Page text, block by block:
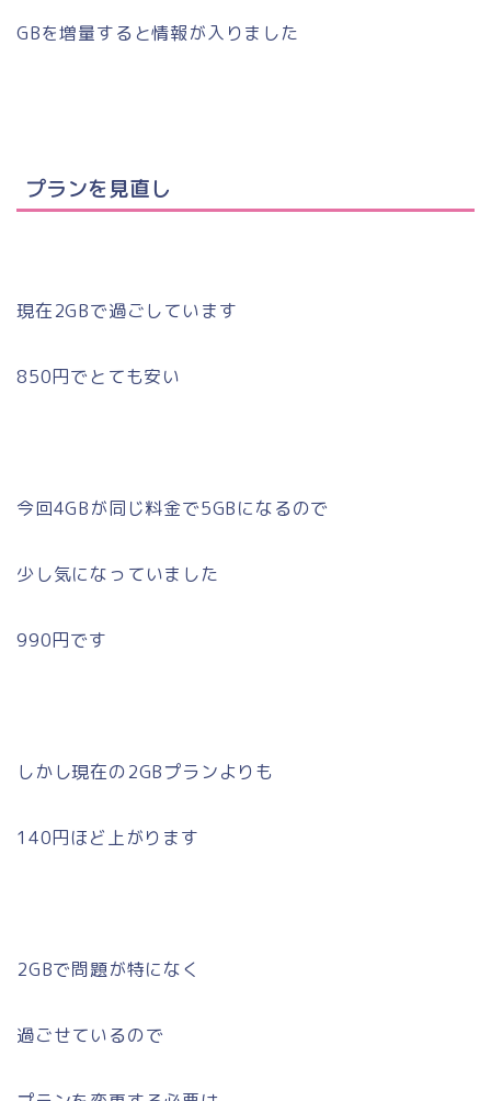
GBを増量すると情報が入りました
プランを見直し
現在2GBで過ごしています
850円でとても安い
今回4GBが同じ料金で5GBになるので
少し気になっていました
990円です
しかし現在の2GBプランよりも
140円ほど上がります
2GBで問題が特になく
過ごせているので